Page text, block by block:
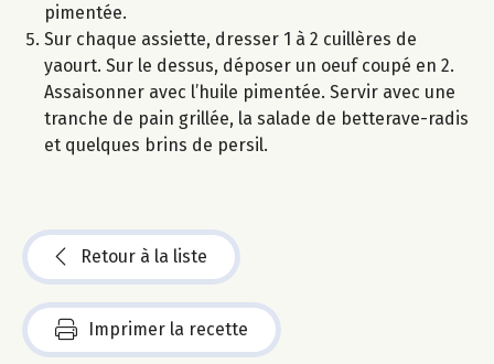
pimentée.
Sur chaque assiette, dresser 1 à 2 cuillères de
yaourt. Sur le dessus, déposer un oeuf coupé en 2.
Assaisonner avec l’huile pimentée. Servir avec une
tranche de pain grillée, la salade de betterave-radis
et quelques brins de persil.
Retour à la liste
Imprimer la recette